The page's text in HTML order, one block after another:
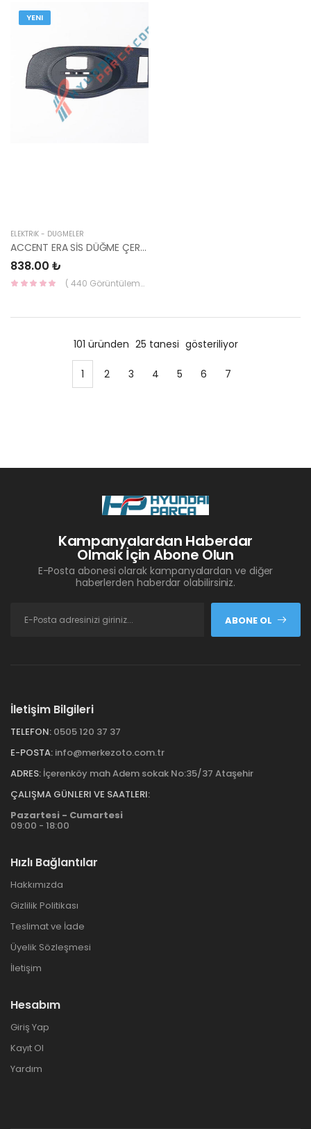
YENI
ELEKTRİK - DÜĞMELER
ACCENT ERA SİS DÜĞME ÇERÇEVESİ ( BEJ ) 93701-1E100OR-HMC
838.00 ₺
( 440 Görüntüleme )
101 üründen 25 tanesi gösteriliyor
1 2 3 4 5 6 7
Kampanyalardan Haberdar
Olmak İçin Abone Olun
E-Posta abonesi olarak kampanyalardan ve diğer
haberlerden haberdar olabilirsiniz.
ABONE OL
İletişim Bilgileri
TELEFON: 0505 120 37 37
E-POSTA: info@merkezoto.com.tr
ADRES: İçerenköy mah Adem sokak No:35/37 Ataşehir
ÇALIŞMA GÜNLERI VE SAATLERI:
Pazartesi - Cumartesi
09:00 - 18:00
Hızlı Bağlantılar
Hakkımızda
Gizlilik Politikası
Teslimat ve İade
Üyelik Sözleşmesi
İletişim
Hesabım
Giriş Yap
Kayıt Ol
Yardım